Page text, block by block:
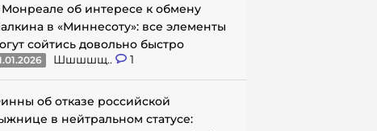
об интересе к обмену
в «Миннесоту»: все элементы
сойтись довольно быстро
Шшшшщ.. 1
об отказе российской
в нейтральном статусе: